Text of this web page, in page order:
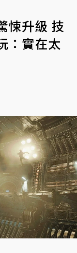
悚升級 技
：實在太